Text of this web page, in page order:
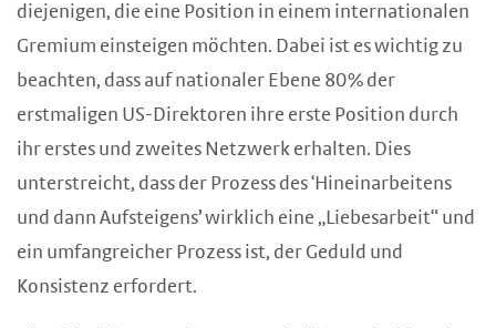
diejenigen, die eine Position in einem internationalen
Gremium einsteigen möchten. Dabei ist es wichtig zu
beachten, dass auf nationaler Ebene 80% der
erstmaligen US-Direktoren ihre erste Position durch
ihr erstes und zweites Netzwerk erhalten. Dies
unterstreicht, dass der Prozess des ‘Hineinarbeitens
und dann Aufsteigens’ wirklich eine „Liebesarbeit“ und
ein umfangreicher Prozess ist, der Geduld und
Konsistenz erfordert.